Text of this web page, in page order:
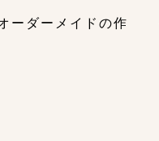
ーダーメイドの作